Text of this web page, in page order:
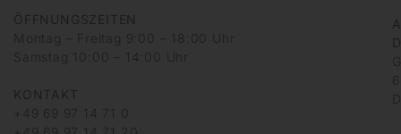
ÖFFNUNGSZEITEN
Montag – Freitag 9:00 – 18:00 Uhr
Samstag 10:00 – 14:00 Uhr
KONTAKT
+49 69 97 14 71 0